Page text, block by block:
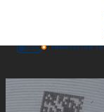
Skip to main